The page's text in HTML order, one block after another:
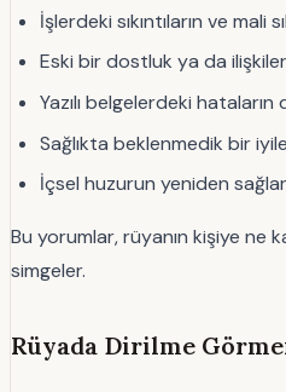
İşlerdeki sıkıntıların ve mali
Eski bir dostluk ya da
Yazılı belgelerdeki hataların
Sağlıkta beklenmedik bir
İçsel huzurun yeniden
Bu yorumlar, rüyanın kişiye ne
simgeler.
Rüyada Dirilme